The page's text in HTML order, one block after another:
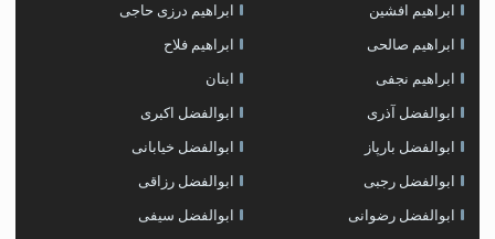
ابراهیم افشین ابراهیم درزی حاجی
ابراهیم صالحی ابراهیم فلاح
ابراهیم نجفی ابنان
ابوالفضل آذری ابوالفضل اکبری
ابوالفضل بارپاز ابوالفضل خیابانی
ابوالفضل رجبی ابوالفضل رزاقی
ابوالفضل رضوانی ابوالفضل سیفی